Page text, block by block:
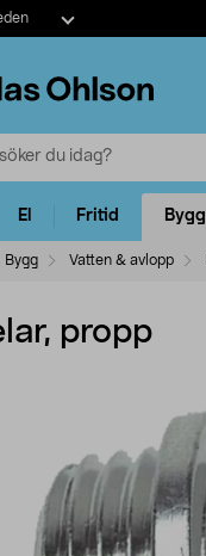
El Fritid Bygg
Bygg Vatten & avlopp
propp